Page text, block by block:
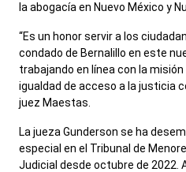
la abogacía en Nuevo México y
“Es un honor servir a los
condado de Bernalillo en este
trabajando en línea con la
igualdad de acceso a la justicia
juez Maestas.
La jueza Gunderson se ha
especial en el Tribunal de
Judicial desde octubre de 2022.